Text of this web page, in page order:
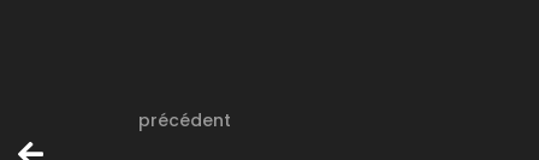
précédent